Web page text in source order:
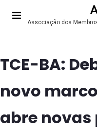
Associação dos
TCE-BA:
novo
abre